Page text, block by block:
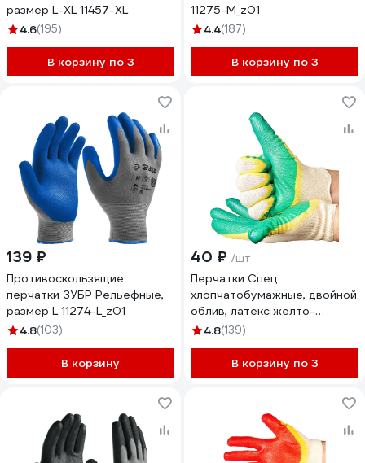
размер L-XL 11457-XL
4.6(195)
В корзину по 3
11275-M_z01
4.4(187)
В корзину по 3
139 ₽
Противоскользящие
перчатки ЗУБР Рельефные,
размер L 11274-L_z01
4.8(103)
В корзину
40 ₽ /шт
Перчатки Спец
хлопчатобумажные, двойной
облив, латекс желто-
зеленый, 13 класс И-8076-И/
4.8(139)
В корзину по 3